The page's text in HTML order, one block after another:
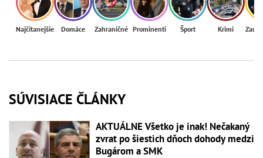
Najčítanejšie Domáce Zahraničné Prominenti Šport Krimi
SÚVISIACE ČLÁNKY
AKTUÁLNE Všetko je inak! Nečakaný
zvrat po šiestich dňoch dohody medzi
Bugárom a SMK